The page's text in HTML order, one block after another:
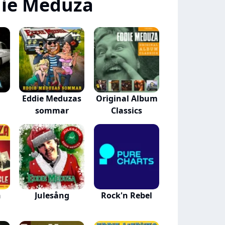
Eddie Meduzas
sommar
Original Album
Classics
Julesång Rock'n Rebel